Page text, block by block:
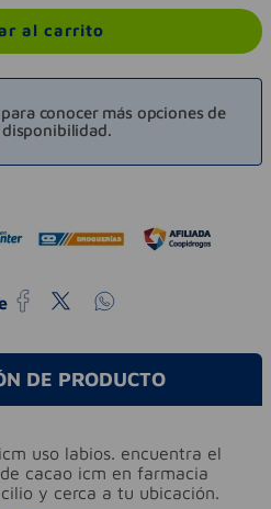
al carrito
conocer más opciones de
DE PRODUCTO
cacao icm en farmacia
y cerca a tu ubicación.